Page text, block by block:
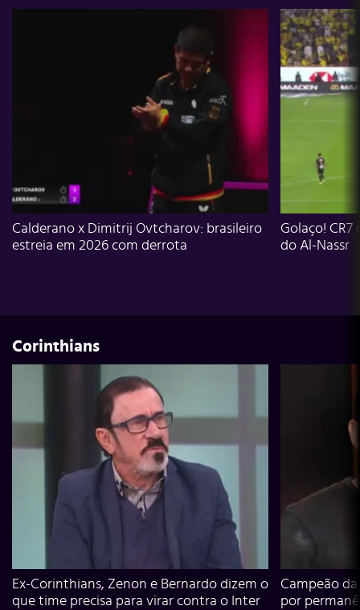
Calderano x Dimitrij Ovtcharov: brasileiro
estreia em 2026 com derrota
Golaço!
do Al-Nassr
Corinthians
Ex-Corinthians, Zenon e Bernardo dizem o
que time precisa para virar contra o Inter
Campeão
por